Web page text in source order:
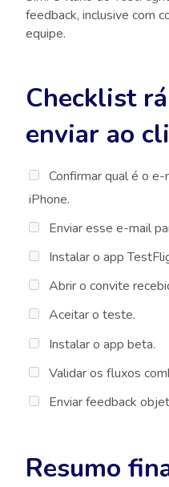
feedback, inclusive com
equipe.
Checklist
enviar ao
Confirmar qual é o
iPhone.
Enviar esse e-mail
Instalar o app
Abrir o convite
Aceitar o teste.
Instalar o app beta.
Validar os fluxos
Enviar feedback
Resumo